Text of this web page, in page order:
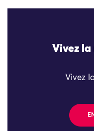
Vivez la
Vivez